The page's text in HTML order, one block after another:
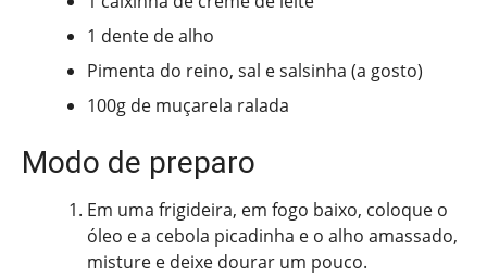
1 dente de alho
Pimenta do reino, sal e salsinha (a gosto)
100g de muçarela ralada
Modo de preparo
Em uma frigideira, em fogo baixo, coloque o
óleo e a cebola picadinha e o alho amassado,
misture e deixe dourar um pouco.